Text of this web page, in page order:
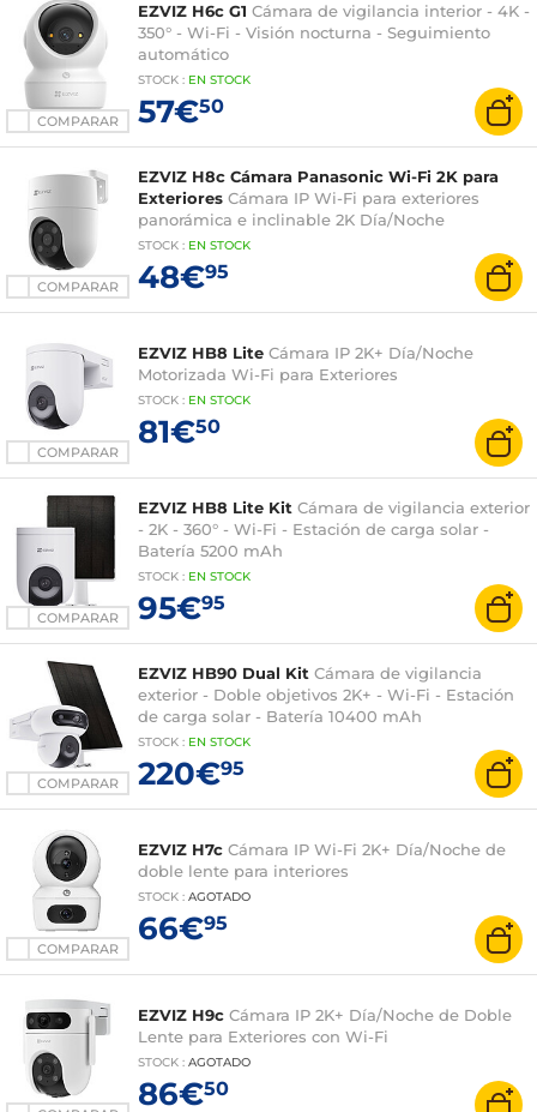
COMPARAR
EZVIZ H6c G1 Cámara de vigilancia interior - 4K -
350° - Wi-Fi - Visión nocturna - Seguimiento
automático
STOCK : EN STOCK
57€50
COMPARAR
EZVIZ H8c Cámara Panasonic Wi-Fi 2K para
Exteriores Cámara IP Wi-Fi para exteriores
panorámica e inclinable 2K Día/Noche
STOCK : EN STOCK
48€95
COMPARAR
EZVIZ HB8 Lite Cámara IP 2K+ Día/Noche
Motorizada Wi-Fi para Exteriores
STOCK : EN STOCK
81€50
COMPARAR
EZVIZ HB8 Lite Kit Cámara de vigilancia exterior
- 2K - 360° - Wi-Fi - Estación de carga solar -
Batería 5200 mAh
STOCK : EN STOCK
95€95
COMPARAR
EZVIZ HB90 Dual Kit Cámara de vigilancia
exterior - Doble objetivos 2K+ - Wi-Fi - Estación
de carga solar - Batería 10400 mAh
STOCK : EN STOCK
220€95
COMPARAR
EZVIZ H7c Cámara IP Wi-Fi 2K+ Día/Noche de
doble lente para interiores
STOCK : AGOTADO
66€95
EZVIZ H9c Cámara IP 2K+ Día/Noche de Doble
Lente para Exteriores con Wi-Fi
STOCK : AGOTADO
86€50